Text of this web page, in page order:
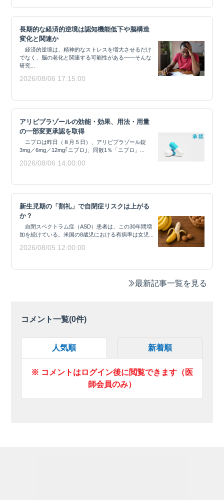
長期的な経済的逆境は認知機能低下や脳構造
変化と関連か
経済的逆境は、精神的なストレスを増大させるだけ
でなく、脳の老化と関連する可能性がある——そんな
研究...
2026/08/06 17:15:00
アリピプラゾールの効能・効果、用法・用量
の一部変更承認を取得
ニプロは昨日（８月５日）、アリピプラゾール錠
3mg／6mg／12mg｢ニプロ｣、同散1％「ニプロ」...
2026/08/06 14:00:00
新生児期の「割礼」で自閉症リスクは上がる
か？
自閉スペクトラム症（ASD）患者は、この30年間増
加を続けている。米国の8歳児における有病率は女児...
2026/08/05 12:00:00
最新記事一覧を見る
コメント一覧(0件)
人気順 新着順
※ コメントはログイン後に閲覧できます（医
師会員のみ）